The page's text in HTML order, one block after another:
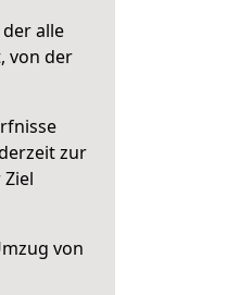
alle
von der
zur
von